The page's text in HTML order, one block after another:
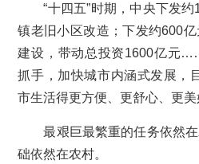
“十四五”时期，中央下发
镇老旧小区改造；下发约600
建设，带动总投资1600亿元
抓手，加快城市内涵式发展，
市生活得更方便、更舒心、更美
最艰巨最繁重的任务依然
础依然在农村。